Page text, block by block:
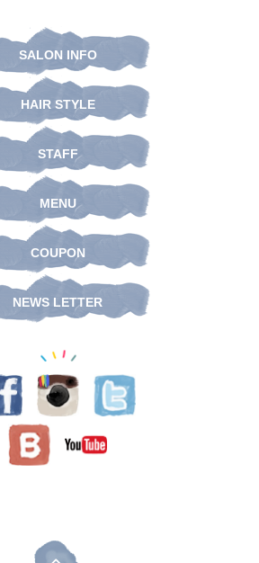
SALON INFO
HAIR STYLE
STAFF
MENU
COUPON
NEWS LETTER